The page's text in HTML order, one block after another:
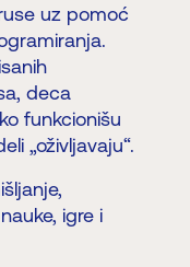
uz pomoć
deca
funkcionišu
„oživljavaju“.
igre i